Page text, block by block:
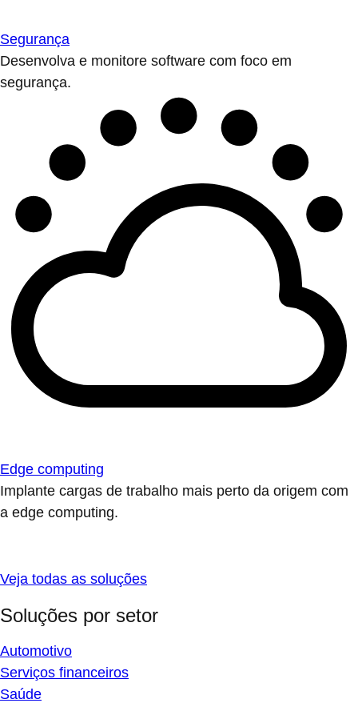
Segurança
Desenvolva e monitore software com foco em
segurança.
Edge computing
Implante cargas de trabalho mais perto da origem com
a edge computing.
Veja todas as soluções
Soluções por setor
Automotivo
Serviços financeiros
Saúde